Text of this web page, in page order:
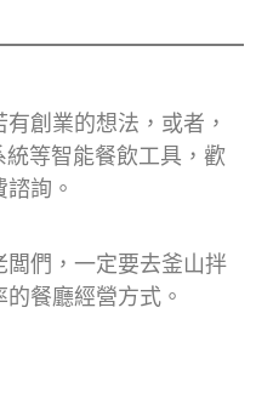
創業的想法，或者，
統等智能餐飲工具，歡
詢。
們，一定要去釜山拌
餐廳經營方式。